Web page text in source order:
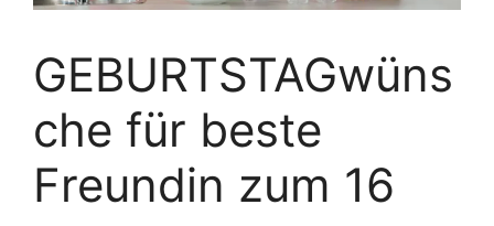
GEBURTSTAGwüns
che für beste
Freundin zum 16